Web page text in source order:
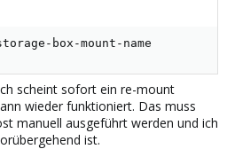
box-mount-name
scheint sofort ein re-mount
wieder funktioniert. Das muss
manuell ausgeführt werden und ich
ist.